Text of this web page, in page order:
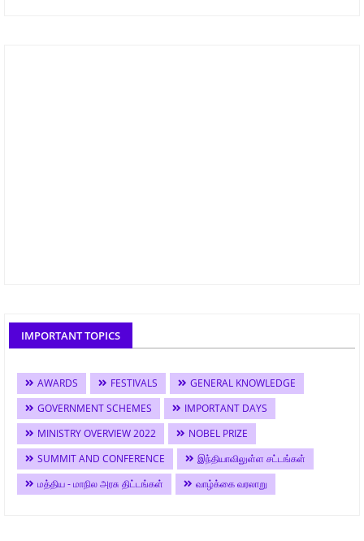
IMPORTANT TOPICS
AWARDS FESTIVALS
GENERAL KNOWLEDGE
GOVERNMENT SCHEMES
IMPORTANT DAYS
MINISTRY OVERVIEW 2022
NOBEL PRIZE
SUMMIT AND CONFERENCE
இந்தியாவிலுள்ள சட்டங்கள்
மத்திய - மாநில அரசு திட்டங்கள்
வாழ்க்கை வரலாறு